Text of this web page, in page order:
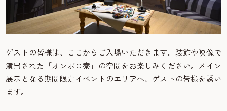
ゲストの皆様は、ここからご入場いただきます。装飾や映像で
演出された「オンボロ寮」の空間をお楽しみください。メイン
展示となる期間限定イベントのエリアへ、ゲストの皆様を誘い
ます。